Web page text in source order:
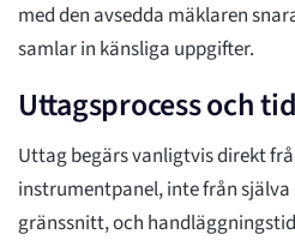
med den avsedda mäklaren
samlar in känsliga uppgifter.
Uttagsprocess och
Uttag begärs vanligtvis direkt
instrumentpanel, inte från
gränssnitt, och